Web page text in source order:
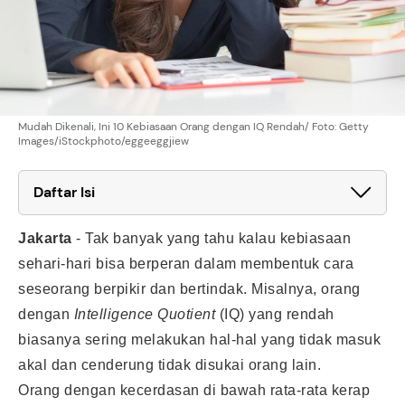
Mudah Dikenali, Ini 10 Kebiasaan Orang dengan IQ Rendah/ Foto: Getty
Images/iStockphoto/eggeeggjiew
Daftar Isi
Jakarta - Tak banyak yang tahu kalau kebiasaan
sehari-hari bisa berperan dalam membentuk cara
seseorang berpikir dan bertindak. Misalnya, orang
dengan Intelligence Quotient(IQ) yang rendah
biasanya sering melakukan hal-hal yang tidak masuk
akal dan cenderung tidak disukai orang lain.
Orang dengan kecerdasan di bawah rata-rata kerap